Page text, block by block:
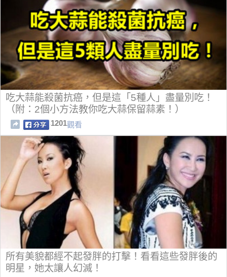
吃大蒜能殺菌抗癌，但是這「5種人」盡量別吃！
（附：2個小方法教你吃大蒜保留蒜素！）
1201觀看
所有美貌都經不起發胖的打擊！看看這些發胖後的
明星，她太讓人幻滅！